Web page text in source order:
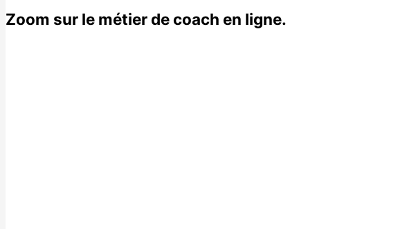
Zoom sur le métier de coach en ligne.